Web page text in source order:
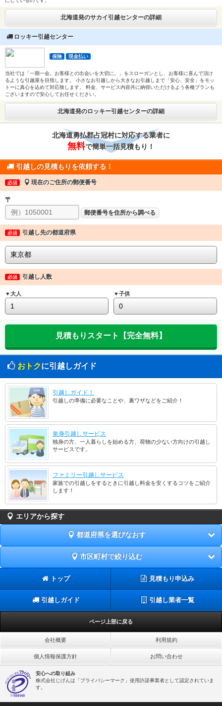
北海道発のサカイ引越センターの詳細
ロッキー引越センター
保険 現金払い
当社では「一期一会。お客様との出会いを大切に。」をスローガンとし、お客様に喜んで頂け
るような引越屋を目指します。 小さなお引越しから大きなお引越しまで「安心、安全」をモッ
トーに真心を込めて対応致します。 料金、サービス内容共に納得いただけるよう各種プランも
ございますので安心してお任せください。
北海道発のロッキー引越センターの詳細
北海道勇払郡占冠村に対応する業者に
無料で簡単一括見積もり！
引越しの見積もりを依頼する！
必須 現在のご住所の郵便番号
〒
郵便番号を住所から調べる
必須 引越し先の都道府県
必須 引越し人数
▼大人 ▼子供
おトクに引越しガイド
引越しガイド！
引越しの準備に必要なことや、裏ワザなどをご紹介！
単身引越しサービス
独身の方、一人暮らしを始める方、荷物の少ない方向けの引越し
サービスです。
ファミリー引越しサービス
家族での引越しをするときに引越し料金を安くするコツをご紹介
します！
エリアから探す
都道府県を選びなおす
市区町村で絞り込む
トップ 見積もり申込み
引越しガイド 引越し業者一覧
ページ上部に戻る
会社概要 利用規約
個人情報保護方針 お問い合わせ
安心への取り組み
株式会社じげんは「プライバシーマーク」使用許諾事業者として認定されていま
す。